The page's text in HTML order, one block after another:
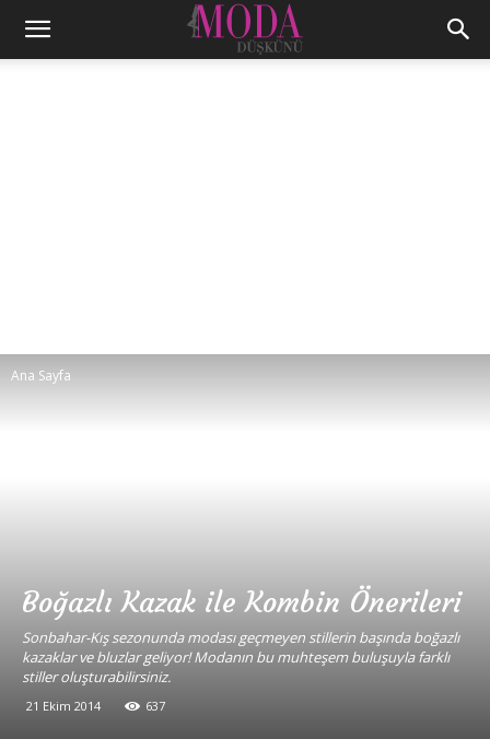
Ana Sayfa
Boğazlı Kazak ile Kombin Önerileri
Sonbahar-Kış sezonunda modası geçmeyen stillerin başında boğazlı
kazaklar ve bluzlar geliyor! Modanın bu muhteşem buluşuyla farklı
stiller oluşturabilirsiniz.
21 Ekim 2014 637